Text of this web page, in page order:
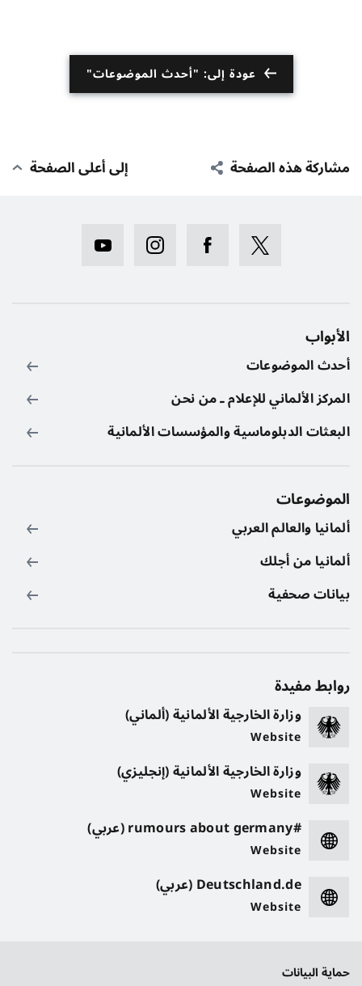
عودة إلى: "أحدث الموضوعات"
مشاركة هذه الصفحة إلى أعلى الصفحة
الأبواب
أحدث الموضوعات
المركز الألماني للإعلام ـ من نحن
البعثات الدبلوماسية والمؤسسات الألمانية
الموضوعات
ألمانيا والعالم العربي
ألمانيا من أجلك
بيانات صحفية
روابط مفيدة
وزارة الخارجية الألمانية (ألماني)
Website
وزارة الخارجية الألمانية (إنجليزي)
Website
#rumours about germany (عربي)
Website
Deutschland.de (عربي)
Website
حماية البيانات